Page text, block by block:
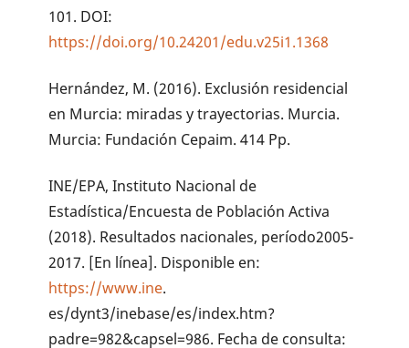
101. DOI:
https://doi.org/10.24201/edu.v25i1.1368
Hernández, M. (2016). Exclusión residencial
en Murcia: miradas y trayectorias. Murcia.
Murcia: Fundación Cepaim. 414 Pp.
INE/EPA, Instituto Nacional de
Estadística/Encuesta de Población Activa
(2018). Resultados nacionales, período2005-
2017. [En línea]. Disponible en:
https://www.ine.
es/dynt3/inebase/es/index.htm?
padre=982&capsel=986. Fecha de consulta: